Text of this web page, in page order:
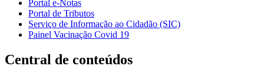
Portal e-Notas
Portal de Tributos
Serviço de Informação ao Cidadão (SIC)
Painel Vacinação Covid 19
Central de conteúdos